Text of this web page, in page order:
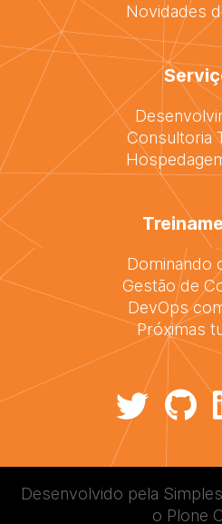
Novidades
Consultoria
Dominando
Gestão de
DevOps
Próximas
Desenvolvido pela
o Plone